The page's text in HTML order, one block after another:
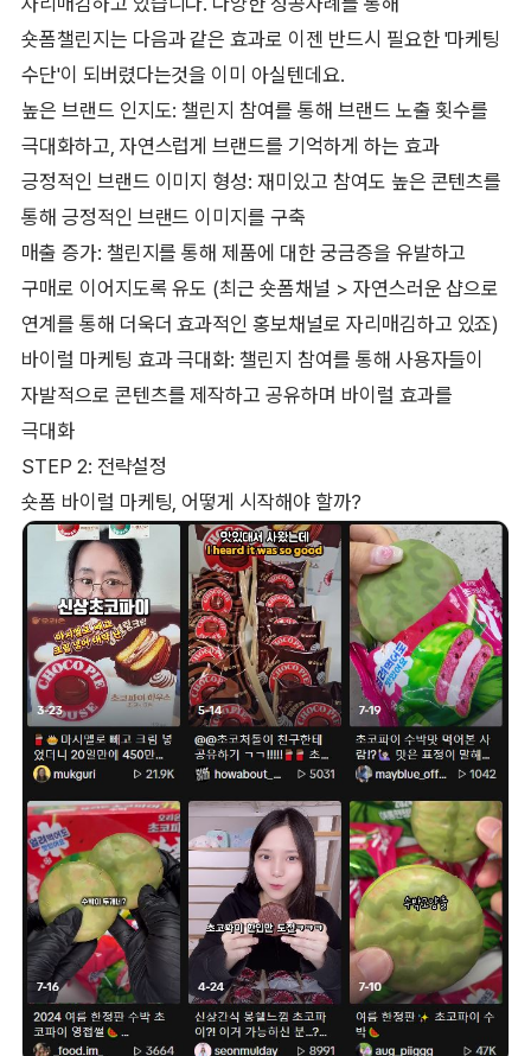
숏폼챌린지는 다음과 같은 효과로 이젠 반드시 필요한 '마케팅
수단'이 되버렸다는것을 이미 아실텐데요.
높은 브랜드 인지도: 챌린지 참여를 통해 브랜드 노출 횟수를
극대화하고, 자연스럽게 브랜드를 기억하게 하는 효과
긍정적인 브랜드 이미지 형성: 재미있고 참여도 높은 콘텐츠를
통해 긍정적인 브랜드 이미지를 구축
매출 증가: 챌린지를 통해 제품에 대한 궁금증을 유발하고
구매로 이어지도록 유도 (최근 숏폼채널 > 자연스러운 샵으로
연계를 통해 더욱더 효과적인 홍보채널로 자리매김하고 있죠)
바이럴 마케팅 효과 극대화: 챌린지 참여를 통해 사용자들이
자발적으로 콘텐츠를 제작하고 공유하며 바이럴 효과를
극대화
STEP 2: 전략설정
숏폼 바이럴 마케팅, 어떻게 시작해야 할까?